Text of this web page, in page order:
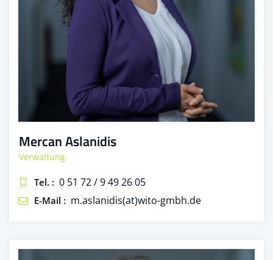
Mercan Aslanidis
Verwaltung
Tel. : 0 51 72 / 9 49 26 05
E-Mail : m.aslanidis(at)wito-gmbh.de